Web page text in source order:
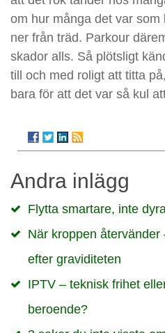
om hur många det var
ner från träd. Parkour
skador alls. Så plötsligt
till och med roligt att titta
bara för att det var så kul
Andra inlägg
Flytta smartare, inte
När kroppen
efter graviditeten
IPTV – teknisk frihet
beroende?